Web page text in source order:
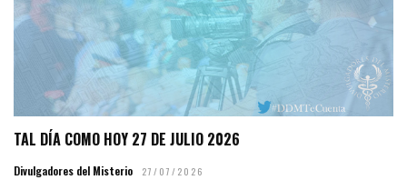
TAL DÍA COMO HOY 27 DE JULIO 2026
Divulgadores del Misterio 27/07/2026